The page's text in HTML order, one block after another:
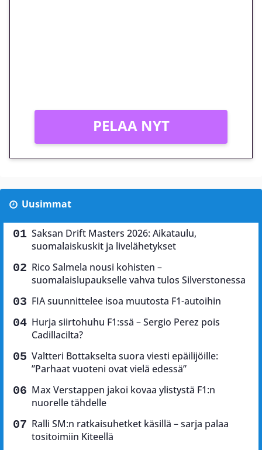
PELAA NYT
Uusimmat
Saksan Drift Masters 2026: Aikataulu,
suomalaiskuskit ja livelähetykset
Rico Salmela nousi kohisten –
suomalaislupaukselle vahva tulos Silverstonessa
FIA suunnittelee isoa muutosta F1-autoihin
Hurja siirtohuhu F1:ssä – Sergio Perez pois
Cadillacilta?
Valtteri Bottakselta suora viesti epäilijöille:
”Parhaat vuoteni ovat vielä edessä”
Max Verstappen jakoi kovaa ylistystä F1:n
nuorelle tähdelle
Ralli SM:n ratkaisuhetket käsillä – sarja palaa
tositoimiin Kiteellä